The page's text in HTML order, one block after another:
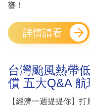
響！
詳情請看
台灣颱風熱帶
償 五大Q&A 航
【經濟一週提提你】